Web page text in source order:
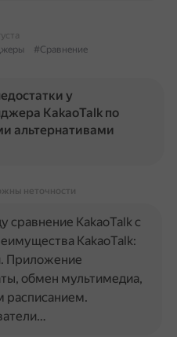
#Сравнение
у
KakaoTalk по
альтернативами
неточности
сравнение KakaoTalk с
KakaoTalk:
Приложение
обмен мультимедиа,
расписанием.